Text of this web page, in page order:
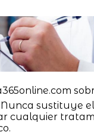
sustituye
cualquier